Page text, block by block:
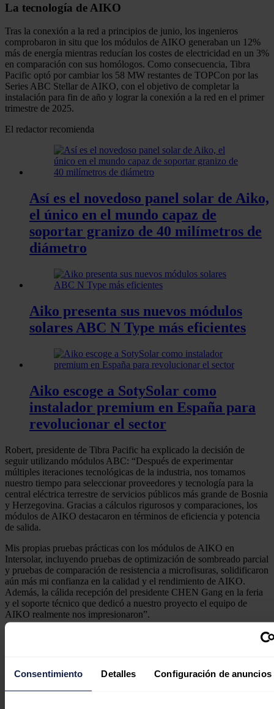
Consentimiento Detalles Configuración de anuncios
La tecnología de AIKO
Tras la conexión a la red a principios de junio, los ingenieros
comprobaron in situ que los módulos de AIKO generaban un 12%
más de energía mientras reducían los costes de electricidad en un 3%
en comparación con sus homólogos. Como consecuencia, Tibra
Pacific optó por cambiar los 58 MW restantes de TOPCon por las
Series ABC Stellar de AIKO, con el objetivo de completar la
instalación para fin de año y lograr la conexión a la red en el primer
trimestre de 2025.
El redactor recomienda
Así es el novedoso panel solar de Aiko,
el único en el mundo capaz de
soportar granizo de 40 milímetros de
diámetro
Aiko presenta sus nuevos módulos
solares ABC N Type más eficientes
Aiko escoge a SotySolar como
instalador premium en España para
revolucionar el sector
Robert, presidente de Tibra Pacific ha explicado la decisión de
seguir utilizando módulos ABC: “Después de experimentar
múltiples iteraciones tecnológicas de la industria, nos tomamos
nuestro tiempo para seleccionar proveedores y tecnología para la
central eléctrica terrestre de servicios públicos más grande de Bosnia
y Herzegovina. Gracias a cálculos rigurosos y comparaciones, los
módulos de AIKO destacaron en términos de eficiencia y potencia
de salida.
Mis propias pruebas prácticas con los módulos de AIKO en
Intersolar, incluyendo pruebas de optimización de sombreado parcial
y pruebas de comparación de resistencia a microfisuras, solidificaron
aún más mi confianza en la calidad y el rendimiento de AIKO.
Además, la cálida recepción del presidente CHEN Gang en la feria
y el soporte técnico que dedicó a nuestro proyecto el equipo de
AIKO realmente nos impresionaron”.
Este contrato supone un significativo avance para los módulos ABC
avances de AIKO en el segmento de las centrales eléctricas de
servicios públicos no solo son un testimonio de la tecnología
innovadora de la marca, sino también de su compromiso de ofrecer